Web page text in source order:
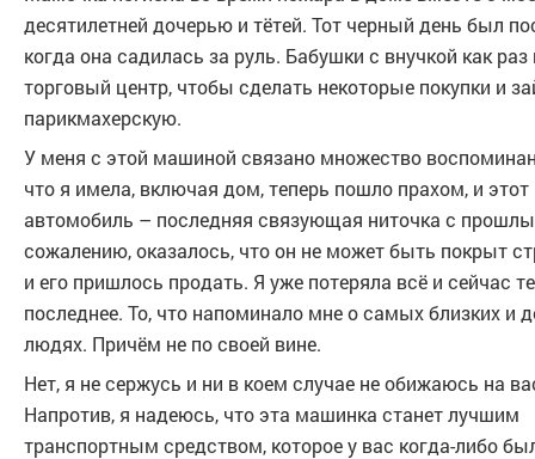
десятилетней дочерью и тётей. Тот черный день был
когда она садилась за руль. Бабушки с внучкой как раз
торговый центр, чтобы сделать некоторые покупки и
парикмахерскую.
У меня с этой машиной связано множество
что я имела, включая дом, теперь пошло прахом, и этот
автомобиль – последняя связующая ниточка с
сожалению, оказалось, что он не может быть покрыт
и его пришлось продать. Я уже потеряла всё и сейчас
последнее. То, что напоминало мне о самых близких и
людях. Причём не по своей вине.
Нет, я не сержусь и ни в коем случае не обижаюсь на
Напротив, я надеюсь, что эта машинка станет лучшим
транспортным средством, которое у вас когда-либо